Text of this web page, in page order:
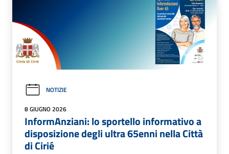
NOTIZIE
8 GIUGNO 2026
InformAnziani: lo sportello informativo a
disposizione degli ultra 65enni nella Città
di Cirié